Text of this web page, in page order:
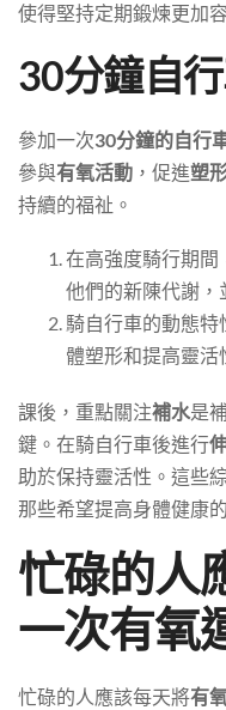
使得堅持定期鍛煉更加
30分鐘自
參加一次30分鐘的自行
參與有氧活動 ，促進塑
持續的福祉。
在高強度騎行期間
他們的新陳代謝，
騎自行車的動態
體塑形和提高靈活
課後，重點關注補水是
鍵。在騎自行車後進行
助於保持靈活性。這些
那些希望提高身體健康
忙碌的人
一次有氧
忙碌的人應該每天將有